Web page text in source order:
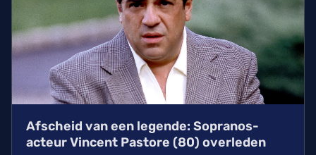
Afscheid van een legende: Sopranos-
acteur Vincent Pastore (80) overleden